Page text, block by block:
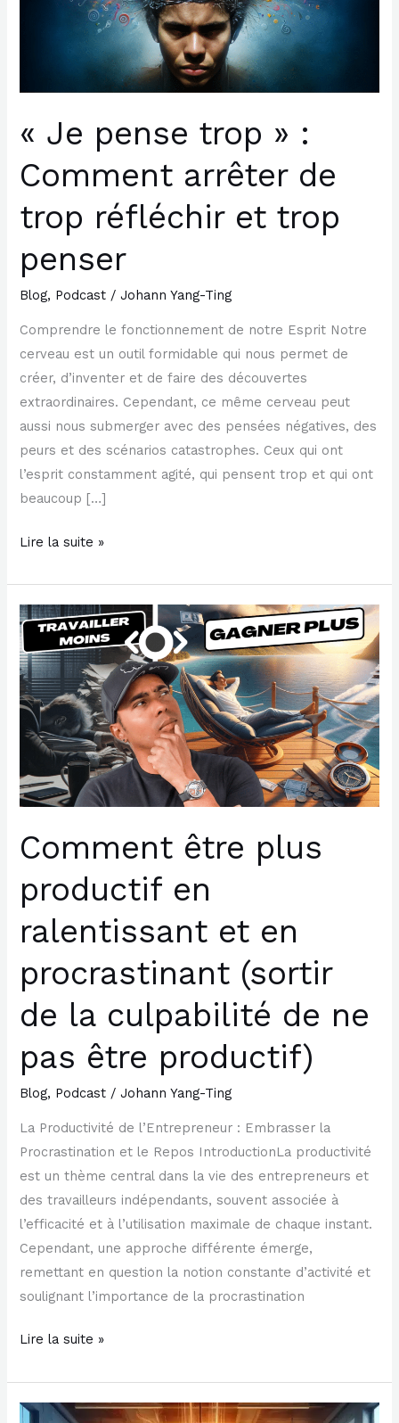
« Je pense trop » :
Comment arrêter de
trop réfléchir et trop
penser
Blog, Podcast /Johann Yang-Ting
Comprendre le fonctionnement de notre Esprit Notre
cerveau est un outil formidable qui nous permet de
créer, d’inventer et de faire des découvertes
extraordinaires. Cependant, ce même cerveau peut
aussi nous submerger avec des pensées négatives, des
peurs et des scénarios catastrophes. Ceux qui ont
l’esprit constamment agité, qui pensent trop et qui ont
beaucoup […]
réfléchir
trop
penser
Lire la suite »
Comment être plus
productif en
ralentissant et en
procrastinant (sortir
de la culpabilité de ne
pas être productif)
Blog, Podcast /Johann Yang-Ting
La Productivité de l’Entrepreneur : Embrasser la
Procrastination et le Repos IntroductionLa productivité
est un thème central dans la vie des entrepreneurs et
des travailleurs indépendants, souvent associée à
l’efficacité et à l’utilisation maximale de chaque instant.
Cependant, une approche différente émerge,
remettant en question la notion constante d’activité et
soulignant l’importance de la procrastination
Comment
être
plus
productif
en
ralentissant
en
procrastinant
de
la
culpabilité
de
pas
être
productif)
Lire la suite »
Le